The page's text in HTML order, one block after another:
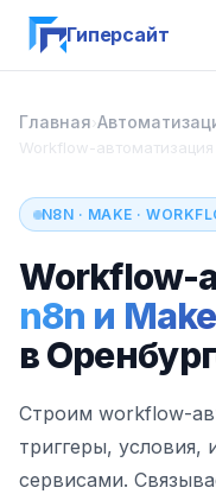
Гиперсайт
Главная›
Workflow-
N8N · MAKE ·
Workflow-
n8n и Make
в
Строим workflow-
триггеры,
сервисами.